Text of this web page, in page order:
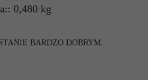
0,480 kg
BARDZO DOBRYM.